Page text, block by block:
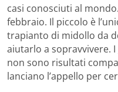
casi conosciuti al
febbraio. Il piccolo è
trapianto di midollo da
aiutarlo a sopravvivere.
non sono risultati
lanciano l’appello per